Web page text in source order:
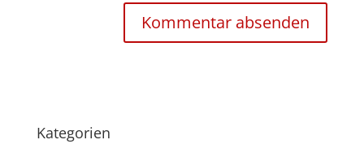
Kategorien